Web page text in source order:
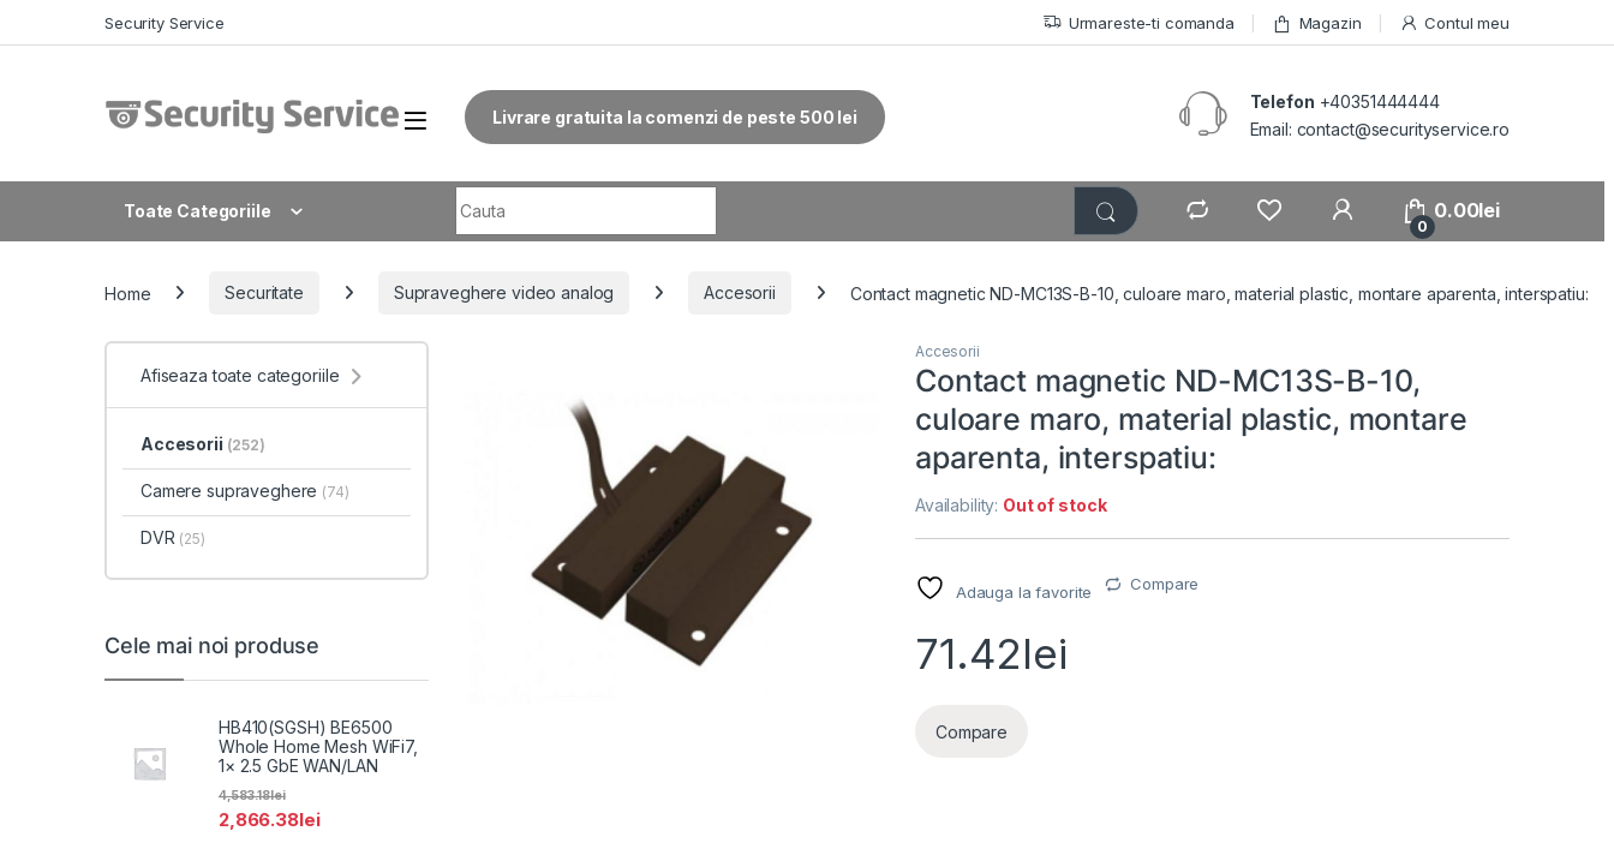
Security Service Urmareste-ti comanda Magazin Contul meu
Livrare gratuita la comenzi de peste 500 lei
Telefon +40351444444
Email: contact@securityservice.ro
Toate Categoriile
0
0.00lei
Home Securitate Supraveghere video analog Accesorii Contact magnetic ND-MC13S-B-10, culoare maro, material plastic, montare aparenta, interspatiu:
Accesorii
Contact magnetic ND-MC13S-B-10,
culoare maro, material plastic, montare
aparenta, interspatiu:
Availability: Out of stock
Adauga la favorite Compare
71.42lei
Compare
Afiseaza toate categoriile
Accesorii (252)
Camere supraveghere (74)
DVR (25)
Cele mai noi produse
HB410(SGSH) BE6500
Whole Home Mesh WiFi7,
1× 2.5 GbE WAN/LAN
2,866.38lei
4,583.18lei